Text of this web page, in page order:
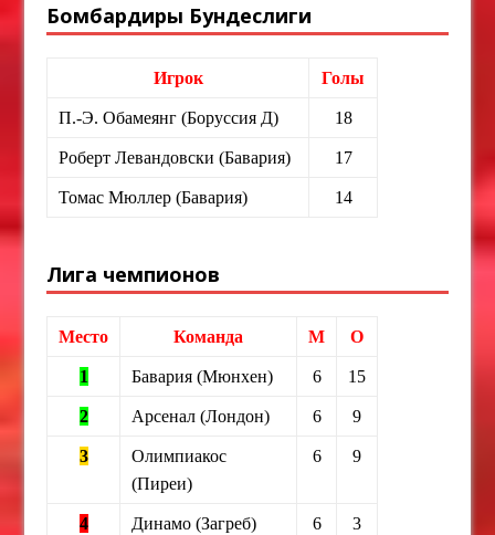
Бомбардиры Бундеслиги
Игрок Голы
П.-Э. Обамеянг (Боруссия Д) 18
Роберт Левандовски (Бавария) 17
Томас Мюллер (Бавария) 14
Лига чемпионов
Место Команда М О
1 Бавария (Мюнхен) 6 15
2 Арсенал (Лондон) 6 9
3
Олимпиакос
(Пиреи)
6 9
4 Динамо (Загреб) 6 3